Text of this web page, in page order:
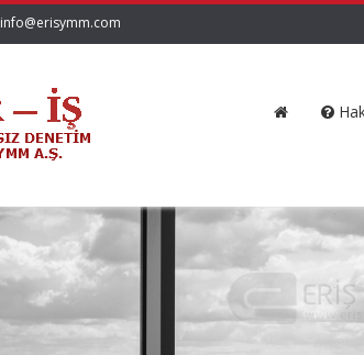
info@erisymm.com